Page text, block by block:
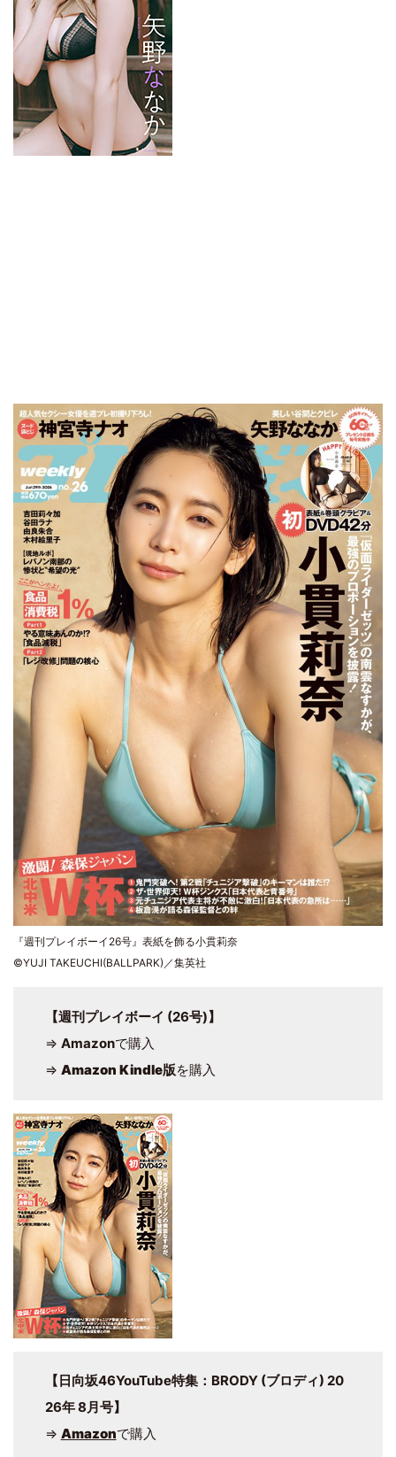
『週刊プレイボーイ26号』表紙を飾る小貫莉奈
©YUJI TAKEUCHI(BALLPARK)／集英社
【週刊プレイボーイ (26号)】
⇒ Amazonで購入
⇒ Amazon Kindle版を購入
【日向坂46YouTube特集：BRODY (ブロディ) 20
26年 8月号】
⇒ Amazonで購入